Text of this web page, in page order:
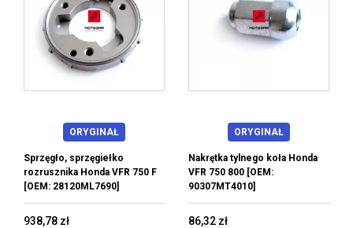
ORYGINAŁ
Sprzęgło, sprzęgiełko
rozrusznika Honda VFR 750 F
[OEM: 28120ML7690]
938,78 zł
ORYGINAŁ
Nakrętka tylnego koła Honda
VFR 750 800 [OEM:
90307MT4010]
86,32 zł